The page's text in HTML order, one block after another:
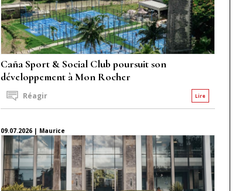
Caña Sport & Social Club poursuit son
développement à Mon Rocher
Lire
Réagir
09.07.2026 | Maurice